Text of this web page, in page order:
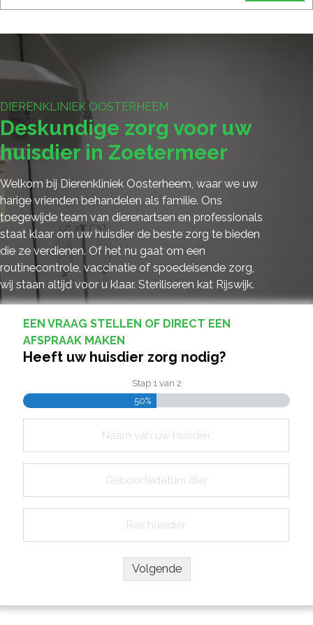
Deskundige zorg voor uw
huisdier in Zoetermeer
Welkom bij Dierenkliniek Oosterheem, waar we uw
harige vrienden behandelen als familie. Ons
toegewijde team van dierenartsen en professionals
staat klaar om uw huisdier de beste zorg te bieden
die ze verdienen. Of het nu gaat om een
routinecontrole, vaccinatie of spoedeisende zorg,
wij staan altijd voor u klaar. Steriliseren kat Rijswijk.
DIERENKLINIEK OOSTERHEEM
Heeft uw huisdier zorg nodig?
EEN VRAAG STELLEN OF DIRECT EEN
AFSPRAAK MAKEN
Stap 1 van 2
50%
van
huisdier
(Vereist)
dier
dier